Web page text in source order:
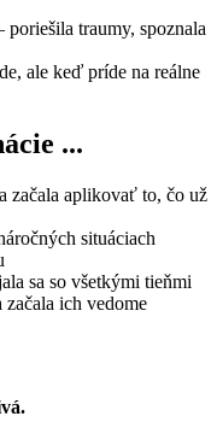
poriešila traumy, spoznala
ale keď príde na reálne
...
začala aplikovať to, čo už
situáciach
sa so všetkými tieňmi
ich vedome